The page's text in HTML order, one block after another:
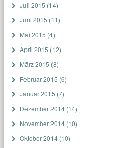
Juli 2015 (14)
Juni 2015 (11)
Mai 2015 (4)
April 2015 (12)
März 2015 (8)
Februar 2015 (6)
Januar 2015 (7)
Dezember 2014(14)
November 2014(10)
Oktober 2014(10)